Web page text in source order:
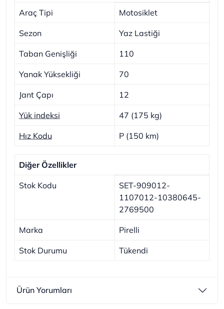
Araç Tipi Motosiklet
Sezon Yaz Lastiği
Taban Genişliği 110
Yanak Yüksekliği 70
Jant Çapı 12
Yük indeksi 47 (175 kg)
Hız Kodu P (150 km)
Diğer Özellikler
Stok Kodu
SET-909012-
1107012-10380645-
2769500
Marka Pirelli
Stok Durumu Tükendi
Ürün Yorumları